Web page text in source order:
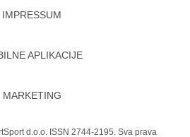
IMPRESSUM
APLIKACIJE
MARKETING
d.o.o. ISSN 2744-2195. Sva prava